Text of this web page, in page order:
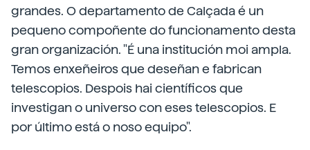
grandes. O departamento de Calçada é un
pequeno compoñente do funcionamento desta
gran organización. "É una institución moi ampla.
Temos enxeñeiros que deseñan e fabrican
telescopios. Despois hai científicos que
investigan o universo con eses telescopios. E
por último está o noso equipo".